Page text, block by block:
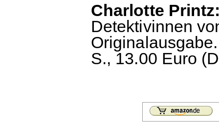
Charlotte
Detektivinnen
S., 13.00 Euro